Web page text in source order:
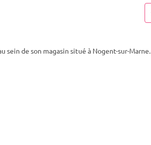
sein de son magasin situé à Nogent-sur-Marne.